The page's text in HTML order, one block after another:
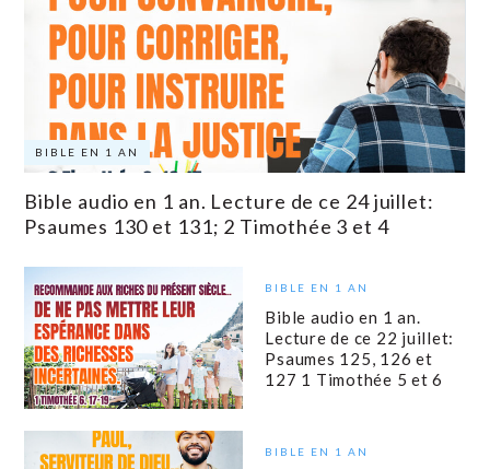
BIBLE EN 1 AN
Bible audio en 1 an. Lecture de ce 24 juillet:
Psaumes 130 et 131; 2 Timothée 3 et 4
BIBLE EN 1 AN
Bible audio en 1 an.
Lecture de ce 22 juillet:
Psaumes 125, 126 et
127 1 Timothée 5 et 6
BIBLE EN 1 AN